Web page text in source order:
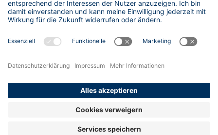
LinkedIn
Xing
Impressum
Datenschutzhinweise